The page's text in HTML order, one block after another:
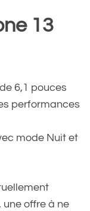
13
6,1 pouces
performances
mode Nuit et
une offre à ne